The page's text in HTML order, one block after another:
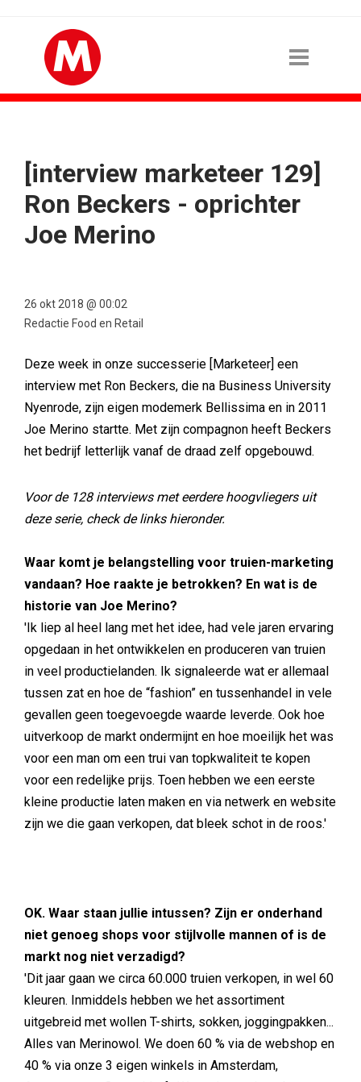
[interview marketeer 129]
Ron Beckers - oprichter
Joe Merino
26 okt 2018 @ 00:02
Redactie Food en Retail
Deze week in onze successerie [Marketeer] een
interview met Ron Beckers, die na Business University
Nyenrode, zijn eigen modemerk Bellissima en in 2011
Joe Merino startte. Met zijn compagnon heeft Beckers
het bedrijf letterlijk vanaf de draad zelf opgebouwd.
Voor de 128 interviews met eerdere hoogvliegers uit
deze serie, check de links hieronder.
Waar komt je belangstelling voor truien-marketing
vandaan? Hoe raakte je betrokken? En wat is de
historie van Joe Merino?
'Ik liep al heel lang met het idee, had vele jaren ervaring
opgedaan in het ontwikkelen en produceren van truien
in veel productielanden. Ik signaleerde wat er allemaal
tussen zat en hoe de “fashion” en tussenhandel in vele
gevallen geen toegevoegde waarde leverde. Ook hoe
uitverkoop de markt ondermijnt en hoe moeilijk het was
voor een man om een trui van topkwaliteit te kopen
voor een redelijke prijs. Toen hebben we een eerste
kleine productie laten maken en via netwerk en website
zijn we die gaan verkopen, dat bleek schot in de roos.'
OK. Waar staan jullie intussen? Zijn er onderhand
niet genoeg shops voor stijlvolle mannen of is de
markt nog niet verzadigd?
'Dit jaar gaan we circa 60.000 truien verkopen, in wel 60
kleuren. Inmiddels hebben we het assortiment
uitgebreid met wollen T-shirts, sokken, joggingpakken...
Alles van Merinowol. We doen 60 % via de webshop en
40 % via onze 3 eigen winkels in Amsterdam,